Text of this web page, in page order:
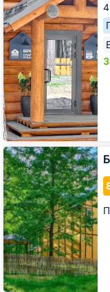
База
отдыха
Остров